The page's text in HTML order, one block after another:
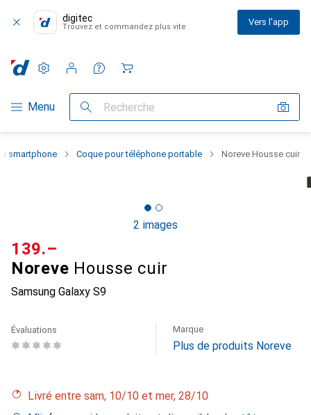
digitec
Trouvez et commandez plus vite Vers l'app
Navigation par catégorie
Menu Recherche
Paramètres
Compte client
Listes de comparaison
Listes d'envies
Panier
smartphone Coque pour téléphone portable Noreve Housse cuir
2 images
Noreve Housse cuir
Samsung Galaxy S9
CHF
139.–
Évaluations Marque
Plus de produits Noreve
Livré entre sam, 10/10 et mer, 28/10